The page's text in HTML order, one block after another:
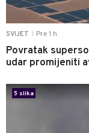
SVIJET Pre 1 h
Povratak
udar promijeniti
5 slika